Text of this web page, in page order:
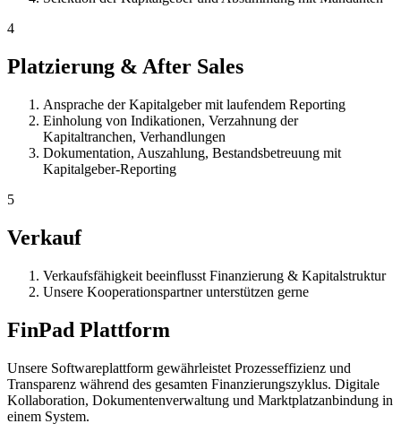
4
Platzierung & After Sales
Ansprache der Kapitalgeber mit laufendem Reporting
Einholung von Indikationen, Verzahnung der
Kapitaltranchen, Verhandlungen
Dokumentation, Auszahlung, Bestandsbetreuung mit
Kapitalgeber-Reporting
5
Verkauf
Verkaufsfähigkeit beeinflusst Finanzierung & Kapitalstruktur
Unsere Kooperationspartner unterstützen gerne
FinPad Plattform
Unsere Softwareplattform gewährleistet Prozesseffizienz und
Transparenz während des gesamten Finanzierungszyklus. Digitale
Kollaboration, Dokumentenverwaltung und Marktplatzanbindung in
einem System.